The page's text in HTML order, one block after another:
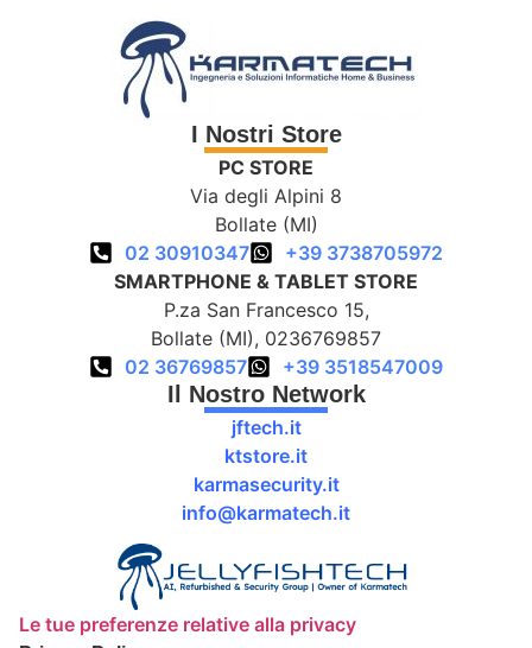
I Nostri Store
PC STORE
Via degli Alpini 8
Bollate (MI)
02 30910347
+39 3738705972
SMARTPHONE & TABLET STORE
P.za San Francesco 15,
Bollate (MI), 0236769857
02 36769857
+39 3518547009
Il Nostro Network
jftech.it
ktstore.it
karmasecurity.it
info@karmatech.it
Le tue preferenze relative alla privacy